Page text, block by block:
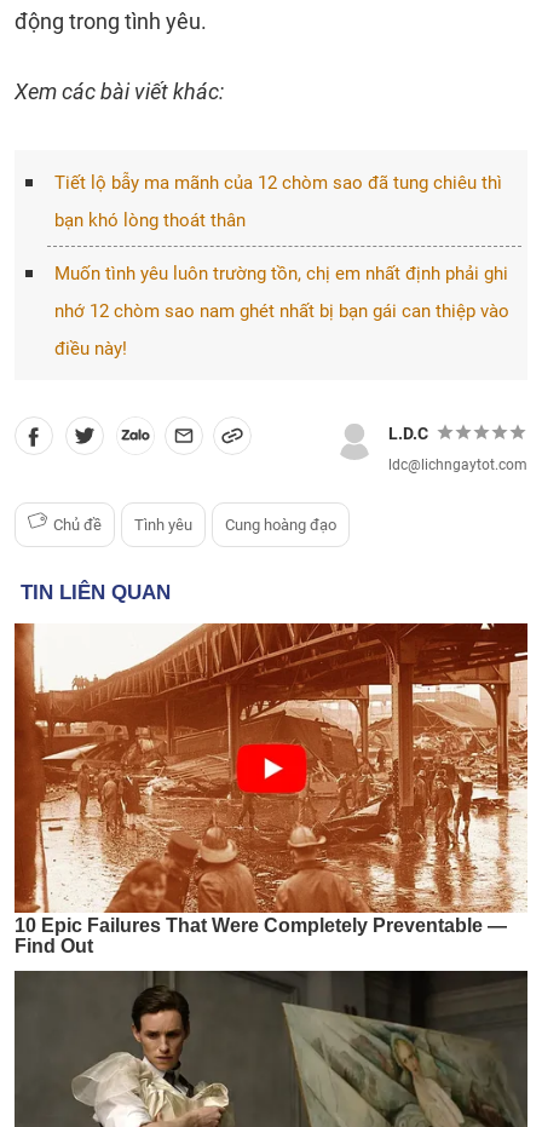
động trong tình yêu.
Xem các bài viết khác:
Tiết lộ bẫy ma mãnh của 12 chòm sao đã tung chiêu thì
bạn khó lòng thoát thân
Muốn tình yêu luôn trường tồn, chị em nhất định phải ghi
nhớ 12 chòm sao nam ghét nhất bị bạn gái can thiệp vào
điều này!
L.D.C
ldc@lichngaytot.com
Chủ đề Tình yêu Cung hoàng đạo